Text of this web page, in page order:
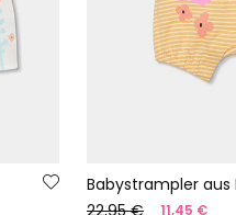
22,95 € 11,45 €